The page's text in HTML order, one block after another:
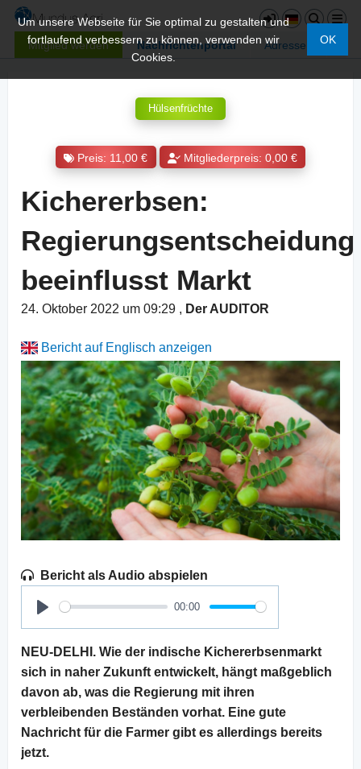
Mitglied werden Nachrichtenportal Adressen
Um unsere Webseite für Sie optimal zu gestalten und
fortlaufend verbessern zu können, verwenden wir
Cookies.
OK
Hülsenfrüchte
Preis: 11,00 € Mitgliederpreis: 0,00 €
Kichererbsen:
Regierungsentscheidung
beeinflusst Markt
24. Oktober 2022 um 09:29 , Der AUDITOR
Bericht auf Englisch anzeigen
Bericht als Audio abspielen
Play
00:00
NEU-DELHI. Wie der indische Kichererbsenmarkt
sich in naher Zukunft entwickelt, hängt maßgeblich
davon ab, was die Regierung mit ihren
verbleibenden Beständen vorhat. Eine gute
Nachricht für die Farmer gibt es allerdings bereits
jetzt.